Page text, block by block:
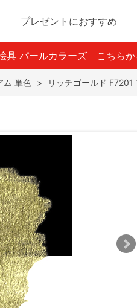
プレゼントにおすすめ
具 パールカラーズ こちら
ム 単色 > リッチゴールド